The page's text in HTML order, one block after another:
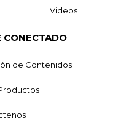
Videos
CONECTADO
de Contenidos